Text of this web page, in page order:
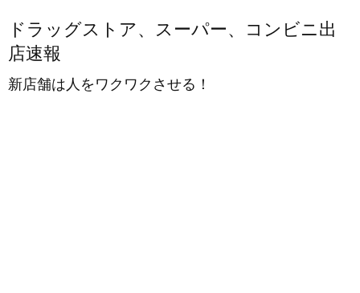
ドラッグストア、スーパー、コンビニ出
店速報
新店舗は人をワクワクさせる！